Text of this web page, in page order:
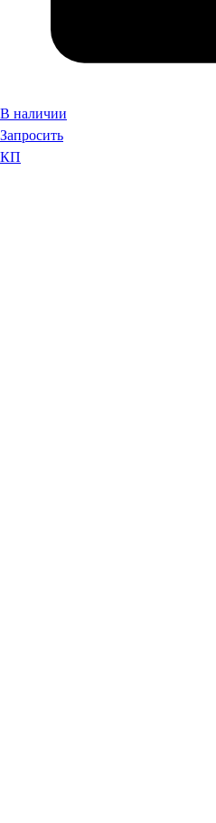
В наличии
Запросить
КП